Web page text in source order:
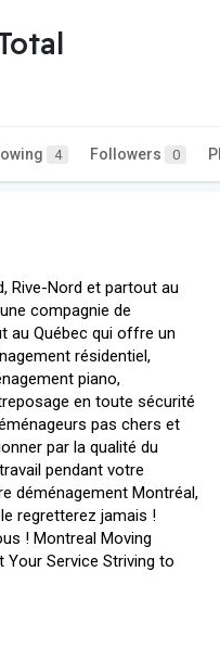
4 Followers 0
Rive-Nord et partout au
compagnie de
au Québec qui offre un
résidentiel,
piano,
en toute sécurité
pas chers et
par la qualité du
pendant votre
déménagement Montréal,
regretterez jamais !
! Montreal Moving
Service Striving to